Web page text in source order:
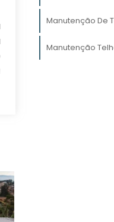
Manutenção De
Manutenção